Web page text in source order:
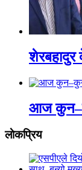
आज
लाेकप्रिय